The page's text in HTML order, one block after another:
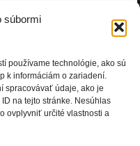
súbormi
používame technológie, ako sú
k informáciám o zariadení.
spracovávať údaje, ako je
na tejto stránke. Nesúhlas
ovplyvniť určité vlastnosti a